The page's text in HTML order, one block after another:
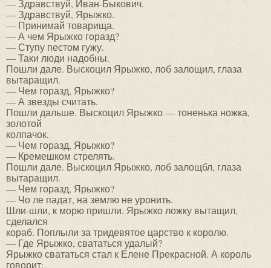
— Здравствуй, Иван-Быкович.
— Здравствуй, Ярыжко.
— Принимай товарища.
— А чем Ярыжко горазд?
— Ступу пестом гужу.
— Таки люди надобны.
Пошли дале. Выскоцил Ярыжко, лоб залощил, глаза
вытаращил.
— Чем горазд, Ярыжко?
— А звезды считать.
Пошли дальше. Выскоцил Ярыжко — тоненька ножка,
золотой
колпачок.
— Чем горазд, Ярыжко?
— Кремешком стрелять.
Пошли дале. Выскоцил Ярыжко, лоб залощбл, глаза
вытаращил.
— Чем горазд, Ярыжко?
— Чо ле падат, на землю не уронить.
Шли-шли, к морю пришли. Ярыжко ложку вытащил,
сделался
кораб. Поплыли за тридевятое царство к королю.
— Где Ярыжко, свататься удалый?
Ярыжко свататься стал к Елене Прекрасной. А король
говорит: